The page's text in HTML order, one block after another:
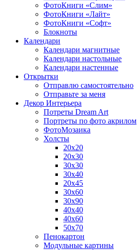
ФотоКниги «Слим»
ФотоКниги «Лайт»
ФотоКниги «Софт»
Блокноты
Календари
Календари магнитные
Календари настольные
Календари настенные
Открытки
Отправлю самостоятельно
Отправьте за меня
Декор Интерьера
Потреты Dream Art
Портреты по фото акрилом
ФотоМозаика
Холсты
20х20
20х30
30х30
30х40
20х45
30х60
30х90
40х40
40х60
50х70
Пенокартон
Модульные картины